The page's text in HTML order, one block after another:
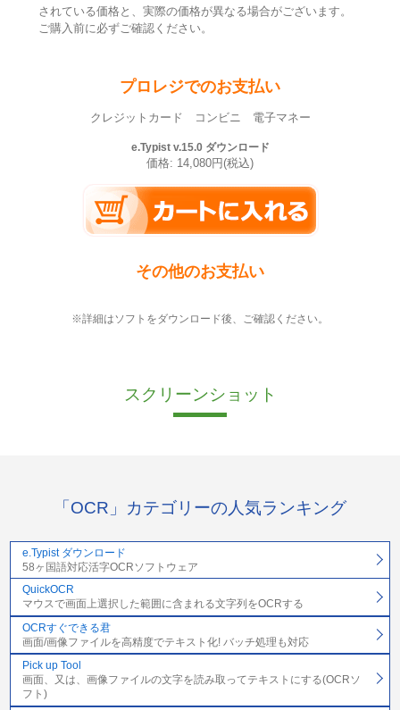
されている価格と、実際の価格が異なる場合がございます。
ご購入前に必ずご確認ください。
プロレジでのお支払い
クレジットカード コンビニ 電子マネー
e.Typist v.15.0 ダウンロード
価格: 14,080円(税込)
その他のお支払い
※詳細はソフトをダウンロード後、ご確認ください。
スクリーンショット
「OCR」カテゴリーの人気ランキング
e.Typist ダウンロード
58ヶ国語対応活字OCRソフトウェア
QuickOCR
マウスで画面上選択した範囲に含まれる文字列をOCRする
OCRすぐできる君
画面/画像ファイルを高精度でテキスト化! バッチ処理も対応
Pick up Tool
画面、又は、画像ファイルの文字を読み取ってテキストにする(OCRソ
フト)